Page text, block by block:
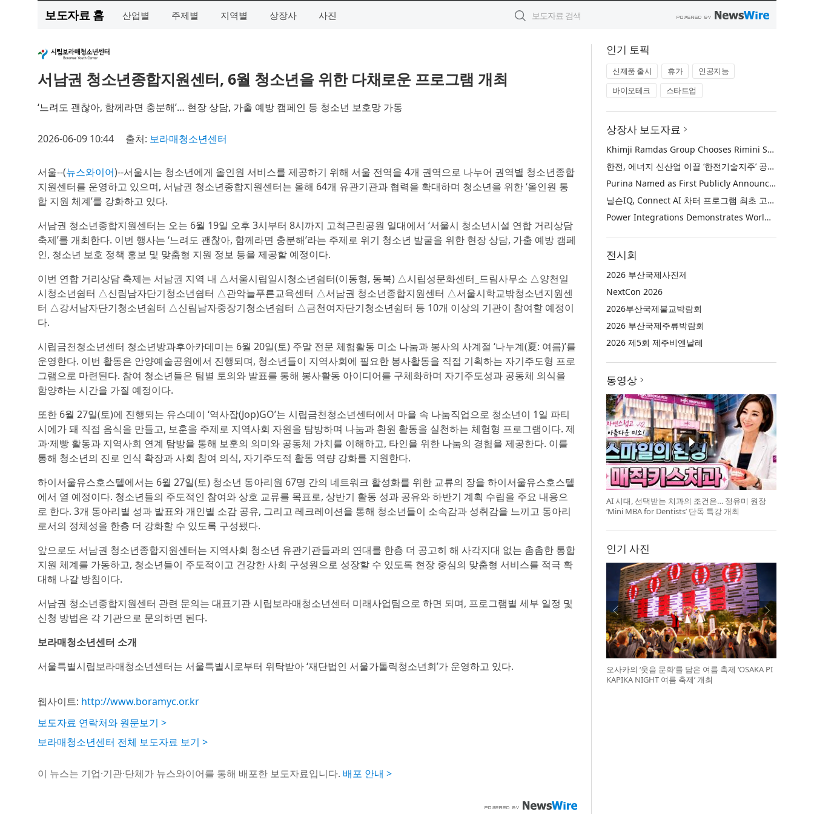
보도자료 홈 산업별 주제별 지역별 상장사 사진
서남권 청소년종합지원센터, 6월 청소년을 위한 다채로운 프로그램 개최
‘느려도 괜찮아, 함께라면 충분해’… 현장 상담, 가출 예방 캠페인 등 청소년 보호망 가동
2026-06-09 10:44 출처: 보라매청소년센터
서울--(뉴스와이어)--서울시는 청소년에게 올인원 서비스를 제공하기 위해 서울 전역을 4개 권역으로 나누어 권역별 청소년종합
지원센터를 운영하고 있으며, 서남권 청소년종합지원센터는 올해 64개 유관기관과 협력을 확대하며 청소년을 위한 ‘올인원 통
합 지원 체계’를 강화하고 있다.
서남권 청소년종합지원센터는 오는 6월 19일 오후 3시부터 8시까지 고척근린공원 일대에서 ‘서울시 청소년시설 연합 거리상담
축제’를 개최한다. 이번 행사는 ‘느려도 괜찮아, 함께라면 충분해’라는 주제로 위기 청소년 발굴을 위한 현장 상담, 가출 예방 캠페
인, 청소년 보호 정책 홍보 및 맞춤형 지원 정보 등을 제공할 예정이다.
이번 연합 거리상담 축제는 서남권 지역 내 △서울시립일시청소년쉼터(이동형, 동북) △시립성문화센터_드림사무소 △양천일
시청소년쉼터 △신림남자단기청소년쉼터 △관악늘푸른교육센터 △서남권 청소년종합지원센터 △서울시학교밖청소년지원센
터 △강서남자단기청소년쉼터 △신림남자중장기청소년쉼터 △금천여자단기청소년쉼터 등 10개 이상의 기관이 참여할 예정이
다.
시립금천청소년센터 청소년방과후아카데미는 6월 20일(토) 주말 전문 체험활동 미소 나눔과 봉사의 사계절 ‘나누계(夏: 여름)’를
운영한다. 이번 활동은 안양예술공원에서 진행되며, 청소년들이 지역사회에 필요한 봉사활동을 직접 기획하는 자기주도형 프로
그램으로 마련된다. 참여 청소년들은 팀별 토의와 발표를 통해 봉사활동 아이디어를 구체화하며 자기주도성과 공동체 의식을
함양하는 시간을 가질 예정이다.
또한 6월 27일(토)에 진행되는 유스데이 ‘역사잡(Jop)GO’는 시립금천청소년센터에서 마을 속 나눔직업으로 청소년이 1일 파티
시에가 돼 직접 음식을 만들고, 보훈을 주제로 지역사회 자원을 탐방하며 나눔과 환원 활동을 실천하는 체험형 프로그램이다. 제
과·제빵 활동과 지역사회 연계 탐방을 통해 보훈의 의미와 공동체 가치를 이해하고, 타인을 위한 나눔의 경험을 제공한다. 이를
통해 청소년의 진로 인식 확장과 사회 참여 의식, 자기주도적 활동 역량 강화를 지원한다.
하이서울유스호스텔에서는 6월 27일(토) 청소년 동아리원 67명 간의 네트워크 활성화를 위한 교류의 장을 하이서울유스호스텔
에서 열 예정이다. 청소년들의 주도적인 참여와 상호 교류를 목표로, 상반기 활동 성과 공유와 하반기 계획 수립을 주요 내용으
로 한다. 3개 동아리별 성과 발표와 개인별 소감 공유, 그리고 레크레이션을 통해 청소년들이 소속감과 성취감을 느끼고 동아리
로서의 정체성을 한층 더 강화할 수 있도록 구성됐다.
앞으로도 서남권 청소년종합지원센터는 지역사회 청소년 유관기관들과의 연대를 한층 더 공고히 해 사각지대 없는 촘촘한 통합
지원 체계를 가동하고, 청소년들이 주도적이고 건강한 사회 구성원으로 성장할 수 있도록 현장 중심의 맞춤형 서비스를 적극 확
대해 나갈 방침이다.
서남권 청소년종합지원센터 관련 문의는 대표기관 시립보라매청소년센터 미래사업팀으로 하면 되며, 프로그램별 세부 일정 및
신청 방법은 각 기관으로 문의하면 된다.
보라매청소년센터 소개
서울특별시립보라매청소년센터는 서울특별시로부터 위탁받아 ‘재단법인 서울가톨릭청소년회’가 운영하고 있다.
웹사이트: http://www.boramyc.or.kr
보도자료 연락처와 원문보기 >
보라매청소년센터 전체 보도자료 보기 >
이 뉴스는 기업·기관·단체가 뉴스와이어를 통해 배포한 보도자료입니다. 배포 안내 >
인기 토픽
신제품 출시 휴가
인공지능
바이오테크
스타트업
상장사 보도자료
Khimji Ramdas Group Chooses Rimini Street to Reduce SAP Support Costs, Protect 700+ Customizations and Reinvest Savings in Innovation
한전, 에너지 신산업 이끌 ‘한전기술지주’ 공식 출범
Purina Named as First Publicly Announced NIQ ConnectAI Charter Client
닐슨IQ, Connect AI 차터 프로그램 최초 고객사 ‘퓨리나’ 선정
Power Integrations Demonstrates World’s First 2200 V GaN Technology for Next-Era High-Voltage Power Systems
전시회
2026 부산국제사진제
NextCon 2026
2026부산국제불교박람회
2026 부산국제주류박람회
2026 제5회 제주비엔날레
동영상
AI 시대, 선택받는 치과의 조건은… 정유미 원장
‘Mini MBA for Dentists’ 단독 특강 개최
인기 사진
오사카의 ‘웃음 문화’를 담은 여름 축제 ‘OSAKA PI
KAPIKA NIGHT 여름 축제’ 개최